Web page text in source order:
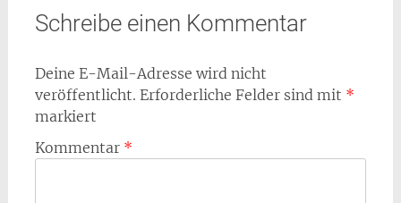
Schreibe einen Kommentar
Deine E-Mail-Adresse wird nicht
veröffentlicht. Erforderliche Felder sind mit *
markiert
Kommentar *